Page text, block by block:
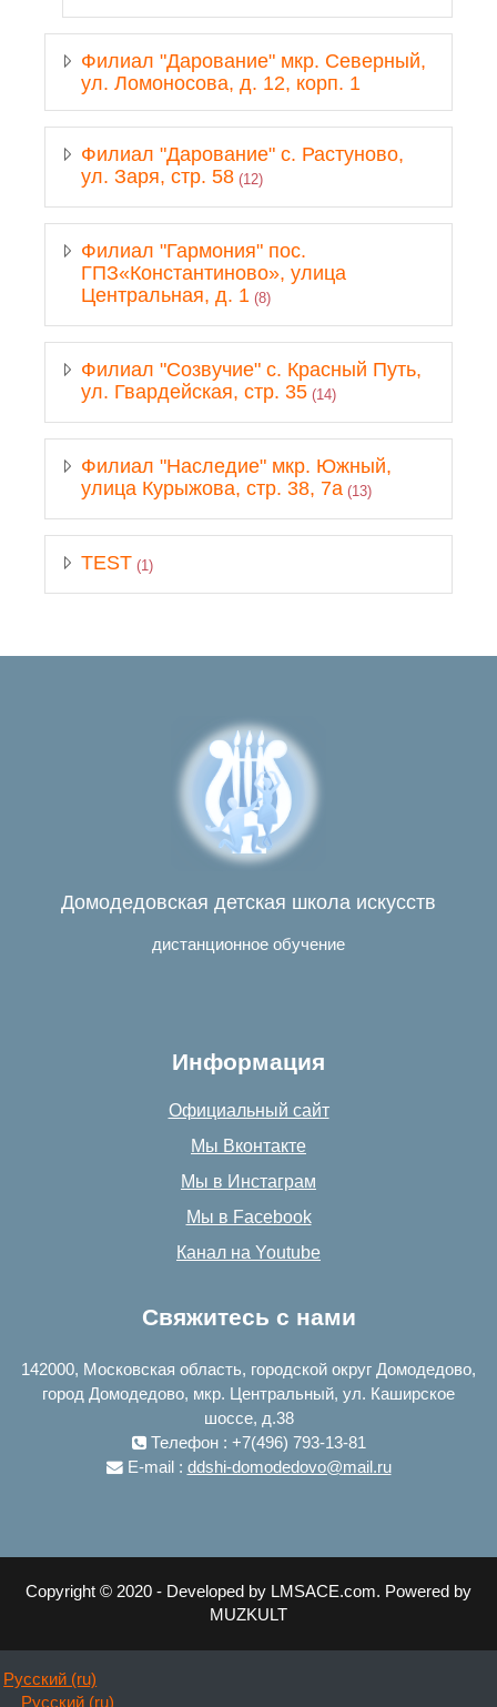
Филиал "Дарование" мкр. Северный,
ул. Ломоносова, д. 12, корп. 1
Филиал "Дарование" с. Растуново,
ул. Заря, стр. 58 (12)
Филиал "Гармония" пос.
ГПЗ«Константиново», улица
Центральная, д. 1 (8)
Филиал "Созвучие" с. Красный Путь,
ул. Гвардейская, стр. 35 (14)
Филиал "Наследие" мкр. Южный,
улица Курыжова, стр. 38, 7а (13)
TEST (1)
Домодедовская детская школа искусств
дистанционное обучение
Информация
Официальный сайт
Мы Вконтакте
Мы в Инстаграм
Мы в Facebook
Канал на Youtube
Свяжитесь с нами
142000, Московская область, городской округ Домодедово,
город Домодедово, мкр. Центральный, ул. Каширское
шоссе, д.38
Телефон : +7(496) 793-13-81
E-mail : ddshi-domodedovo@mail.ru
Copyright © 2020 - Developed by LMSACE.com. Powered by
MUZKULT
Русский ‎(ru)‎
Русский ‎(ru)‎